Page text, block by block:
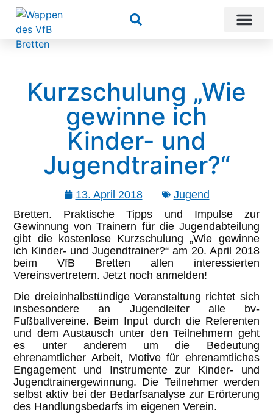
Suchen
Kurzschulung „Wie
gewinne ich
Kinder- und
Jugendtrainer?“
13. April 2018
Jugend
Bretten. Praktische Tipps und Impulse zur
Gewinnung von Trainern für die Jugendabteilung
gibt die kostenlose Kurzschulung „Wie gewinne
ich Kinder- und Jugendtrainer?“ am 20. April 2018
beim VfB Bretten allen interessierten
Vereinsvertretern. Jetzt noch anmelden!
Die dreieinhalbstündige Veranstaltung richtet sich
insbesondere an Jugendleiter alle bv-
Fußballvereine. Beim Input durch die Referenten
und dem Austausch unter den Teilnehmern geht
es unter anderem um die Bedeutung
ehrenamtlicher Arbeit, Motive für ehrenamtliches
Engagement und Instrumente zur Kinder- und
Jugendtrainergewinnung. Die Teilnehmer werden
selbst aktiv bei der Bedarfsanalyse zur Erörterung
des Handlungsbedarfs im eigenen Verein.